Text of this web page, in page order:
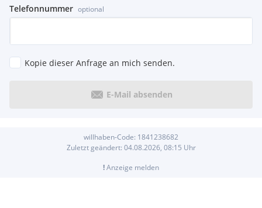
Telefonnummer optional
Kopie dieser Anfrage an mich senden.
E-Mail absenden
willhaben-Code: 1841238682
Zuletzt geändert: 04.08.2026, 08:15 Uhr
!Anzeige melden